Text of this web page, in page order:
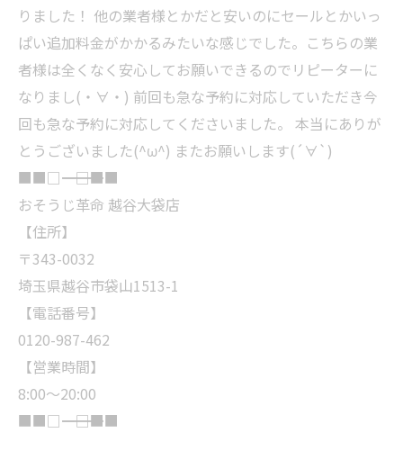
りました！ 他の業者様とかだと安いのにセールとかいっ
ぱい追加料金がかかるみたいな感じでした。こちらの業
者様は全くなく安心してお願いできるのでリピーターに
なりまし(・∀・) 前回も急な予約に対応していただき今
回も急な予約に対応してくださいました。 本当にありが
とうございました(^ω^) またお願いします(´∀`)
■■□―――――――――――――――――――□■■
おそうじ革命 越谷大袋店
【住所】
〒343-0032
埼玉県越谷市袋山1513-1
【電話番号】
0120-987-462
【営業時間】
8:00～20:00
■■□―――――――――――――――――――□■■